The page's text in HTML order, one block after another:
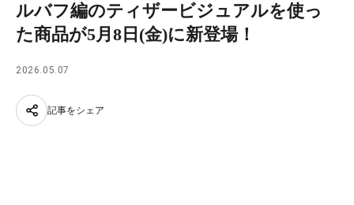
ルバフ編のティザービジュアルを使っ
た商品が5月8日(金)に新登場！
2026.05.07
記事をシェア